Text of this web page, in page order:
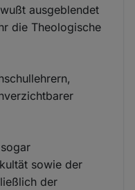
ausgeblendet
die Theologische
sowie der
der